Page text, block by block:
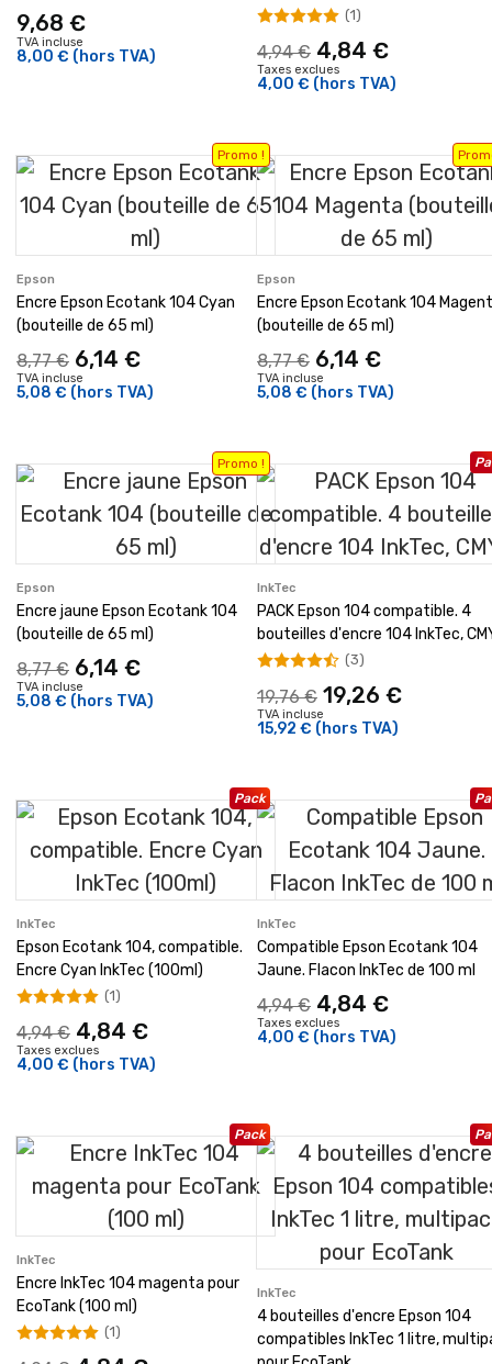
9,68 €
TVA incluse
8,00 € (hors TVA) 4,94 € 4,84 €
Taxes exclues
4,00 € (hors TVA)
(1)
Promo !
Epson
Encre Epson Ecotank 104 Cyan
(bouteille de 65 ml)
8,77 € 6,14 €
TVA incluse
5,08 € (hors TVA)
Epson
Encre Epson Ecotank 104
(bouteille de 65 ml)
8,77 € 6,14 €
TVA incluse
5,08 € (hors TVA)
Promo !
Epson
Encre jaune Epson Ecotank 104
(bouteille de 65 ml)
8,77 € 6,14 €
TVA incluse
5,08 € (hors TVA)
InkTec
PACK Epson 104 compatible. 4
bouteilles d'encre 104 InkTec,
19,76 € 19,26 €
TVA incluse
15,92 € (hors TVA)
(3)
Pack
InkTec
Epson Ecotank 104, compatible.
Encre Cyan InkTec (100ml)
4,94 € 4,84 €
Taxes exclues
4,00 € (hors TVA)
(1)
InkTec
Compatible Epson Ecotank 104
Jaune. Flacon InkTec de 100 ml
4,94 € 4,84 €
Taxes exclues
4,00 € (hors TVA)
Pack
InkTec
Encre InkTec 104 magenta pour
EcoTank (100 ml)
(1)
InkTec
4 bouteilles d'encre Epson 104
compatibles InkTec 1 litre,